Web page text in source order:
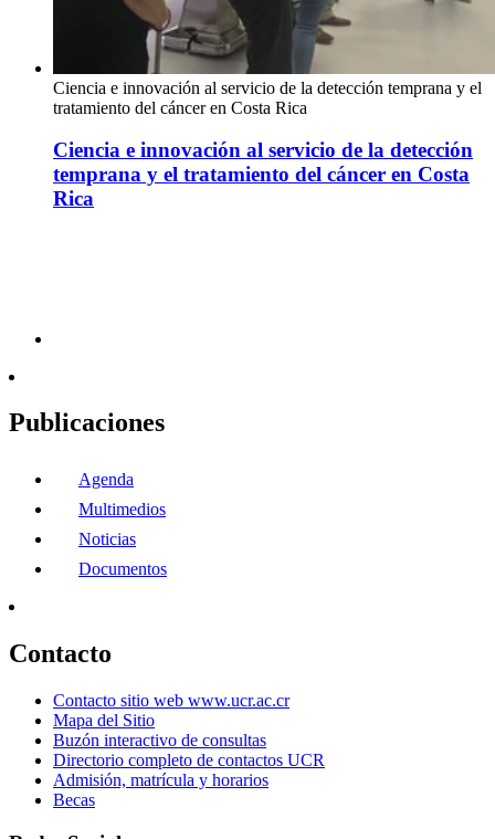
Ciencia e innovación al servicio de la detección temprana y el
tratamiento del cáncer en Costa Rica
Ciencia e innovación al servicio de la detección
temprana y el tratamiento del cáncer en Costa
Rica
Publicaciones
Agenda
Multimedios
Noticias
Documentos
Contacto
Contacto sitio web www.ucr.ac.cr
Mapa del Sitio
Buzón interactivo de consultas
Directorio completo de contactos UCR
Admisión, matrícula y horarios
Becas